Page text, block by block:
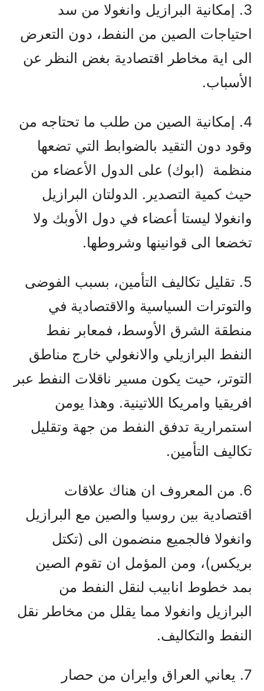
3. إمكانية البرازيل وانغولا من سد
احتياجات الصين من النفط، دون التعرض
الى اية مخاطر اقتصادية بغض النظر عن
الأسباب.
4. إمكانية الصين من طلب ما تحتاجه من
وقود دون التقيد بالضوابط التي تضعها
منظمة (ابوك) على الدول الأعضاء من
حيث كمية التصدير. الدولتان البرازيل
وانغولا ليستا أعضاء في دول الأوبك ولا
تخضعا الى قوانينها وشروطها.
5. تقليل تكاليف التأمين، بسبب الفوضى
والتوترات السياسية والاقتصادية في
منطقة الشرق الأوسط، فمعابر نفط
النفط البرازيلي والانغولي خارج مناطق
التوتر، حيت يكون مسير ناقلات النفط عبر
افريقيا وامريكا اللاتينية. وهذا يومن
استمرارية تدفق النفط من جهة وتقليل
تكاليف التأمين.
6. من المعروف ان هناك علاقات
اقتصادية بين روسيا والصين مع البرازيل
وانغولا فالجميع منضمون الى (تكتل
بريكس)، ومن المؤمل ان تقوم الصين
بمد خطوط انابيب لنقل النفط من
البرازيل وانغولا مما يقلل من مخاطر نقل
النفط والتكاليف.
7. يعاني العراق وايران من حصار